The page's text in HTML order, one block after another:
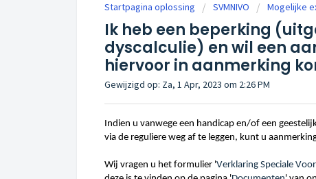
Startpagina oplossing SVMNIVO Mogelijke
Ik heb een beperking
dyscalculie) en wil een
hiervoor in aanmerking
Gewijzigd op: Za, 1 Apr, 2023 om 2:26 PM
Indien u vanwege een handicap en/of een
via de reguliere weg af te leggen, kunt u
Wij vragen u het formulier 'Verklaring Speciale